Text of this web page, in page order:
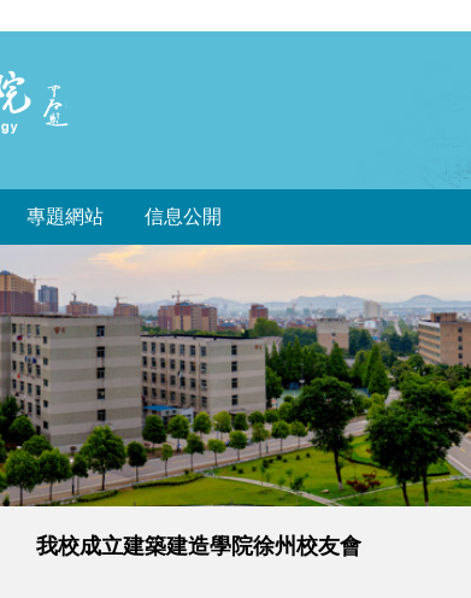
專題網站 信息公開
我校成立建築建造學院徐州校友會